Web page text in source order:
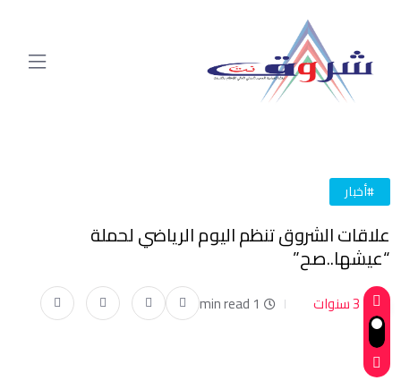
#أخبار
علاقات الشروق تنظم اليوم الرياضي لحملة
“عيشها..صح”
3 سنوات 1 min read